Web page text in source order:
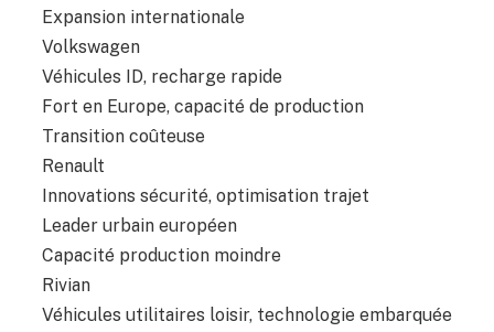
Expansion internationale
Volkswagen
Véhicules ID, recharge rapide
Fort en Europe, capacité de production
Transition coûteuse
Renault
Innovations sécurité, optimisation trajet
Leader urbain européen
Capacité production moindre
Rivian
Véhicules utilitaires loisir, technologie embarquée